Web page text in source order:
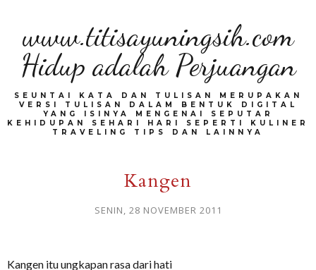
www.titisayuningsih.com
Hidup adalah Perjuangan
SEUNTAI KATA DAN TULISAN MERUPAKAN
VERSI TULISAN DALAM BENTUK DIGITAL
YANG ISINYA MENGENAI SEPUTAR
KEHIDUPAN SEHARI HARI SEPERTI KULINER
TRAVELING TIPS DAN LAINNYA
Kangen
SENIN, 28 NOVEMBER 2011
Kangen itu ungkapan rasa dari hati